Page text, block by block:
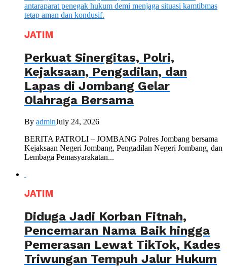
JATIM
Perkuat Sinergitas, Polri,
Kejaksaan, Pengadilan, dan
Lapas di Jombang Gelar
Olahraga Bersama
By adminJuly 24, 2026
BERITA PATROLI – JOMBANG Polres Jombang bersama
Kejaksaan Negeri Jombang, Pengadilan Negeri Jombang, dan
Lembaga Pemasyarakatan...
JATIM
Diduga Jadi Korban Fitnah,
Pencemaran Nama Baik hingga
Pemerasan Lewat TikTok, Kades
Triwungan Tempuh Jalur Hukum